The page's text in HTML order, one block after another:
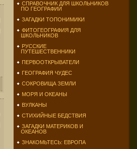
СПРАВОЧНИК ДЛЯ ШКОЛЬНИКОВ
ПО ГЕОГРАФИИ
ЗАГАДКИ ТОПОНИМИКИ
ФИТОГЕОГРАФИЯ ДЛЯ
ШКОЛЬНИКОВ
РУССКИЕ
ПУТЕШЕСТВЕННИКИ
ПЕРВООТКРЫВАТЕЛИ
ГЕОГРАФИЯ ЧУДЕС
СОКРОВИЩА ЗЕМЛИ
МОРЯ И ОКЕАНЫ
ВУЛКАНЫ
СТИХИЙНЫЕ БЕДСТВИЯ
ЗАГАДКИ МАТЕРИКОВ И
ОКЕАНОВ
ЗНАКОМЬТЕСЬ: ЕВРОПА